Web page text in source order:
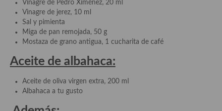
Postres con frutas
Quesos, recetas
Salazones y encurtidos
Recetas Especiales
Recetas de Cuaresma
Recetas maridadas con los mejores AOVES
Vinagre de Pedro Ximénez, 20 ml
Vinagre de jerez, 10 ml
Sal y pimienta
Miga de pan remojada, 50 g
Mostaza de grano antigua, 1 cucharita de café
Aceite de albahaca:
Aceite de oliva virgen extra, 200 ml
Albahaca a tu gusto